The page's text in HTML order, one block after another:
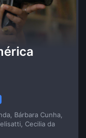
Bárbara Cunha,
Cecilia da